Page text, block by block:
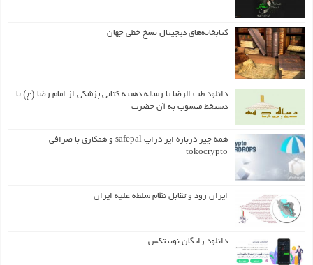
کتابخانه‌های دیجیتال نسخ خطی جهان
دانلود طب الرضا یا رساله‌ ذهبیه کتابی پزشکی از امام رضا (ع) با
دستخط منسوب به آن حضرت
همه چیز درباره ایر دراپ safepal و همکاری با صرافی
tokocrypto
ایران رود و تقابل نظام سلطه علیه ایران
دانلود رایگان نوبیتکس